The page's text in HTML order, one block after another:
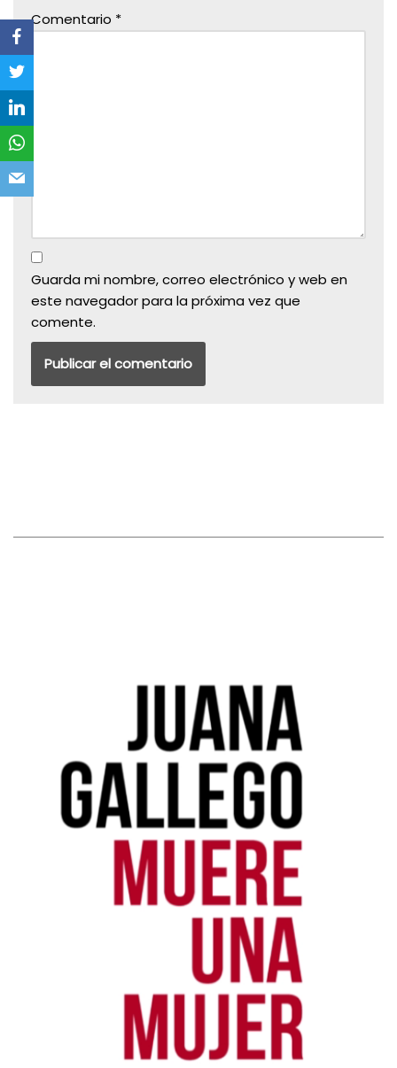
Comentario *
Guarda mi nombre, correo electrónico y web en
este navegador para la próxima vez que
comente.